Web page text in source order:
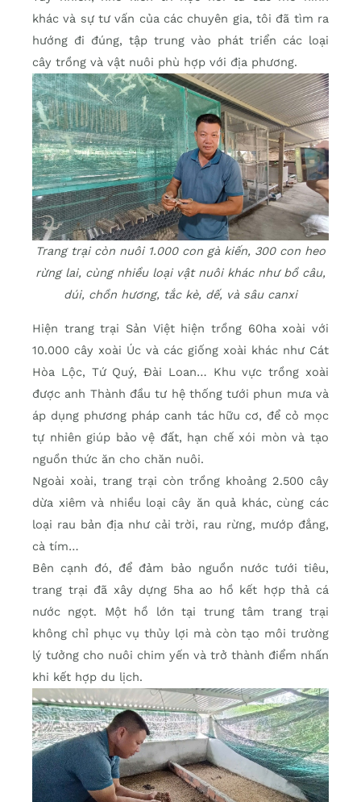
khác và sự tư vấn của các chuyên gia, tôi đã tìm ra
hướng đi đúng, tập trung vào phát triển các loại
cây trồng và vật nuôi phù hợp với địa phương.
Trang trại còn nuôi 1.000 con gà kiến, 300 con heo
rừng lai, cùng nhiều loại vật nuôi khác như bồ câu,
dúi, chồn hương, tắc kè, dế, và sâu canxi
Hiện trang trại Sản Việt hiện trồng 60ha xoài với
10.000 cây xoài Úc và các giống xoài khác như Cát
Hòa Lộc, Tứ Quý, Đài Loan… Khu vực trồng xoài
được anh Thành đầu tư hệ thống tưới phun mưa và
áp dụng phương pháp canh tác hữu cơ, để cỏ mọc
tự nhiên giúp bảo vệ đất, hạn chế xói mòn và tạo
nguồn thức ăn cho chăn nuôi.
Ngoài xoài, trang trại còn trồng khoảng 2.500 cây
dừa xiêm và nhiều loại cây ăn quả khác, cùng các
loại rau bản địa như cải trời, rau rừng, mướp đắng,
cà tím…
Bên cạnh đó, để đảm bảo nguồn nước tưới tiêu,
trang trại đã xây dựng 5ha ao hồ kết hợp thả cá
nước ngọt. Một hồ lớn tại trung tâm trang trại
không chỉ phục vụ thủy lợi mà còn tạo môi trường
lý tưởng cho nuôi chim yến và trở thành điểm nhấn
khi kết hợp du lịch.